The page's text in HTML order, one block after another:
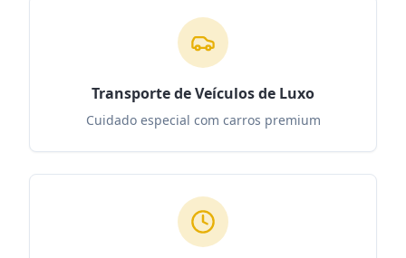
Transporte de Veículos de Luxo
Cuidado especial com carros premium